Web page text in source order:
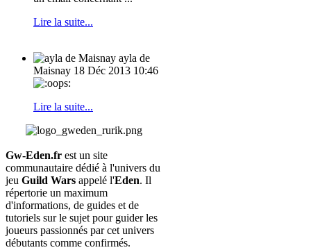
Lire la suite...
ayla de
Maisnay 18 Déc 2013 10:46
Lire la suite...
Gw-Eden.fr est un site
communautaire dédié à l'univers du
jeu Guild Wars appelé l'Eden. Il
répertorie un maximum
d'informations, de guides et de
tutoriels sur le sujet pour guider les
joueurs passionnés par cet univers
débutants comme confirmés.